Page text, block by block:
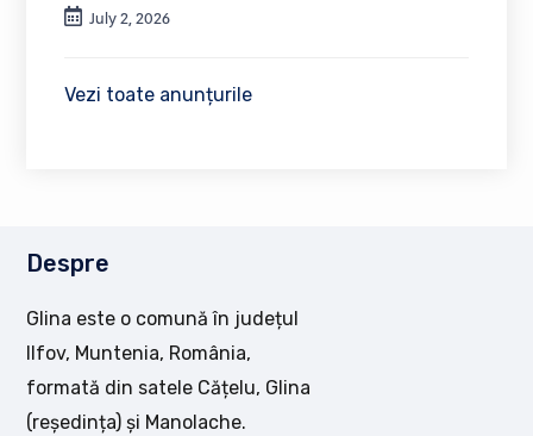
July 2, 2026
Vezi toate anunțurile
Despre
Glina este o comună în județul
Ilfov, Muntenia, România,
formată din satele Cățelu, Glina
(reședința) și Manolache.